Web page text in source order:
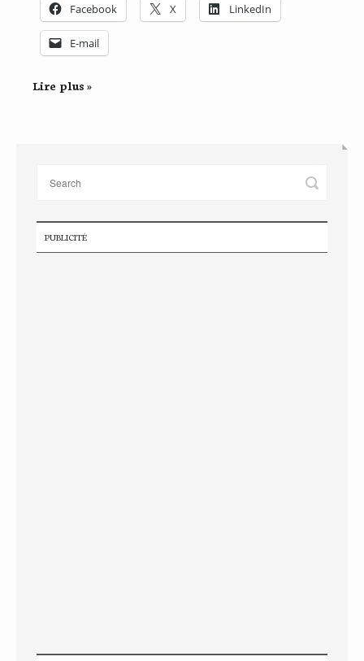
Facebook X LinkedIn
E-mail
Lire plus »
PUBLICITÉ